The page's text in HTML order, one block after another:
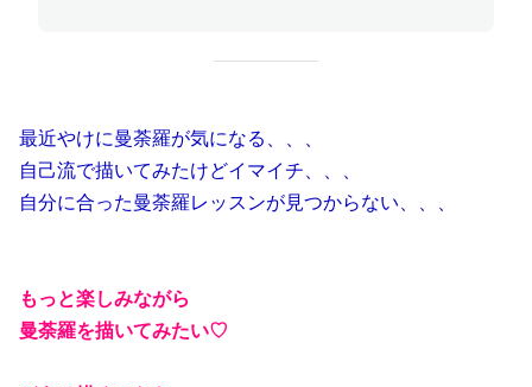
最近やけに曼荼羅が気になる、、、
自己流で描いてみたけどイマイチ、、、
自分に合った曼荼羅レッスンが見つからない、、、
もっと楽しみながら
曼荼羅を描いてみたい♡